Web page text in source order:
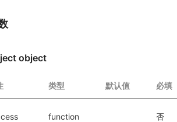
object
类型 默认值 必填
function 否